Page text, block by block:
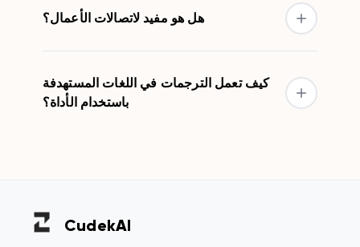
هل هو مفيد لاتصالات الأعمال؟
كيف تعمل الترجمات في اللغات المستهدفة
باستخدام الأداة؟
CudekAI